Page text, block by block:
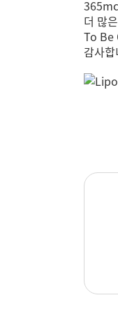
더 많
To Be
감사